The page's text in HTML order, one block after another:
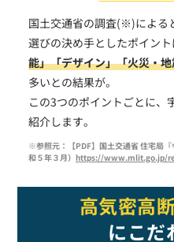
国土交通省の調査(※)による
選びの決め手としたポイント
能」「デザイン」「火災・
多いとの結果が。
この3つのポイントごとに、
紹介します。
※参照元：【PDF】国土交通省 住宅局
和５年３月） https://www.mlit.go.jp/
高気密高
にこだ